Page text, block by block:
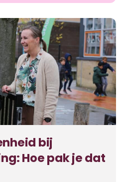
bij
Hoe pak je dat